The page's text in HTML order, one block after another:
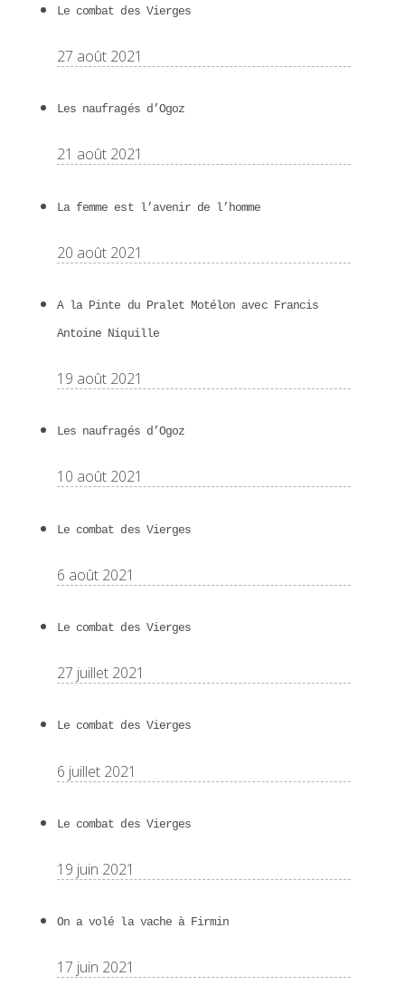
Le combat des Vierges
27 août 2021
Les naufragés d’Ogoz
21 août 2021
La femme est l’avenir de l’homme
20 août 2021
A la Pinte du Pralet Motélon avec Francis
Antoine Niquille
19 août 2021
Les naufragés d’Ogoz
10 août 2021
Le combat des Vierges
6 août 2021
Le combat des Vierges
27 juillet 2021
Le combat des Vierges
6 juillet 2021
Le combat des Vierges
19 juin 2021
On a volé la vache à Firmin
17 juin 2021